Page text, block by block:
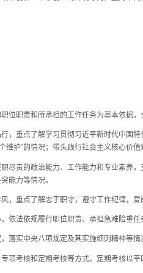
职责和所承担的工作任务为基本依据
重点了解学习贯彻习近平新时代中国特
维护”的情况；带头践行社会主义核心
责的政治能力、工作能力和专业素养，
能力等情况。
重点了解忠于职守，遵守工作纪律，爱
法依规履行职位职责、承担急难险重任
实中央八项规定及其实施细则精神等情
考核和定期考核等方式。定期考核以平